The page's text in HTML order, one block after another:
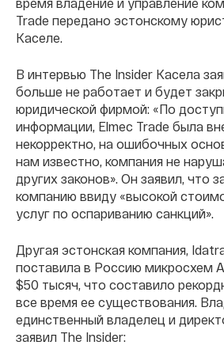
Trade передано эстонскому
Каселе.
В интервью The Insider Касела
больше не работает и будет
юридической фирмой: «По
информации, Elmec Trade была
некорректно, на ошибочных
нам известно, компания не
других законов». Он заявил, что
компанию ввиду «высокой
услуг по оспариванию санкций».
Другая эстонская компания,
поставила в Россию микросхем
$50 тысяч, что составило
все время ее существования.
единственный владелец и
заявил The Insider: